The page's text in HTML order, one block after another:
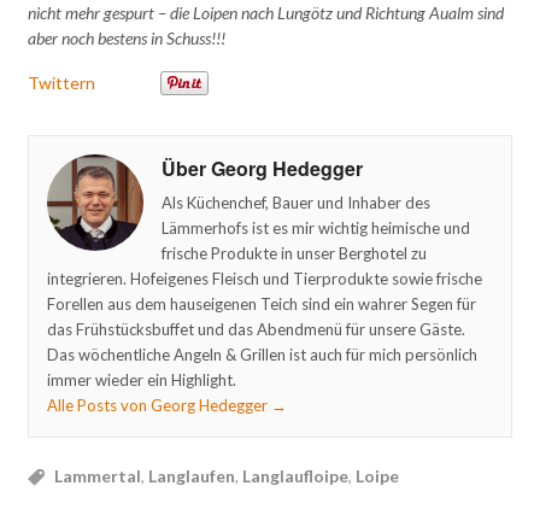
nicht mehr gespurt – die Loipen nach Lungötz und Richtung Aualm sind
aber noch bestens in Schuss!!!
Twittern
Über Georg Hedegger
Als Küchenchef, Bauer und Inhaber des
Lämmerhofs ist es mir wichtig heimische und
frische Produkte in unser Berghotel zu
integrieren. Hofeigenes Fleisch und Tierprodukte sowie frische
Forellen aus dem hauseigenen Teich sind ein wahrer Segen für
das Frühstücksbuffet und das Abendmenü für unsere Gäste.
Das wöchentliche Angeln & Grillen ist auch für mich persönlich
immer wieder ein Highlight.
Alle Posts von Georg Hedegger →
Lammertal, Langlaufen, Langlaufloipe, Loipe